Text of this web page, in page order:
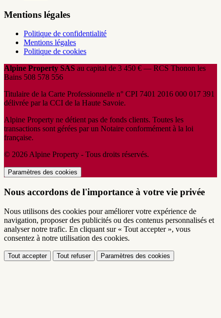
Mentions légales
Politique de confidentialité
Mentions légales
Politique de cookies
Alpine Property SAS au capital de 3 450 € — RCS Thonon les
Bains 508 578 556
Titulaire de la Carte Professionnelle n° CPI 7401 2016 000 017 391
délivrée par la CCI de la Haute Savoie.
Alpine Property ne détient pas de fonds clients. Toutes les
transactions sont gérées par un Notaire conformément à la loi
française.
© 2026 Alpine Property - Tous droits réservés.
Paramètres des cookies
Nous accordons de l'importance à votre vie privée
Nous utilisons des cookies pour améliorer votre expérience de
navigation, proposer des publicités ou des contenus personnalisés et
analyser notre trafic. En cliquant sur « Tout accepter », vous
consentez à notre utilisation des cookies.
Tout accepter Tout refuser Paramètres des cookies